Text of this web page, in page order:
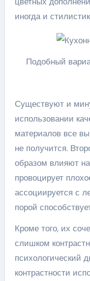
иногда и
Подобный
Существуют и
использовании
материалов все
не получится.
образом влияют
провоцирует
ассоциируется с
порой
Кроме того, их
слишком
психологический
контрастности